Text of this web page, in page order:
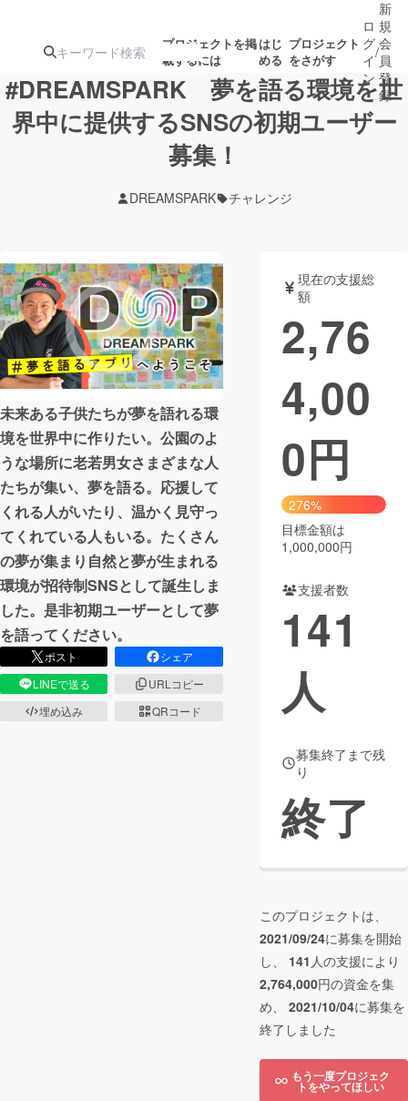
プロジェクトを掲
載するには
はじ
める
プロジェクト
をさがす
注目の新着プロ 募集終了が近いプ
テクノロジー・ガジェット
映像・映画 書籍・雑誌
ビジネス・起業 チャレンジ
まちづくり・地域活性化
CAMPFIRE for Social Good
CAMPFIRE Creation
CAMPFIREふるさと納税
コミュニティ
ロ
グ
イ
ン
/
新
規
会
員
登
録
#DREAMSPARK 夢を語る環境を世
界中に提供するSNSの初期ユーザー
募集！
DREAMSPARK チャレンジ
未来ある子供たちが夢を語れる環
境を世界中に作りたい。公園のよ
うな場所に老若男女さまざまな人
たちが集い、夢を語る。応援して
くれる人がいたり、温かく見守っ
てくれている人もいる。たくさん
の夢が集まり自然と夢が生まれる
環境が招待制SNSとして誕生しま
した。是非初期ユーザーとして夢
を語ってください。
ポスト
シェア
LINEで送る
URLコピー
埋め込み
QRコード
現在の支援総
額
2,76
4,00
0円
276%
目標金額は
1,000,000円
支援者数
141
人
募集終了まで残
り
終了
このプロジェクトは、
2021/09/24に募集を開始
し、 141 人の支援により
2,764,000円の資金を集
め、 2021/10/04に募集を
終了しました
もう一度プロジェク
トをやってほしい